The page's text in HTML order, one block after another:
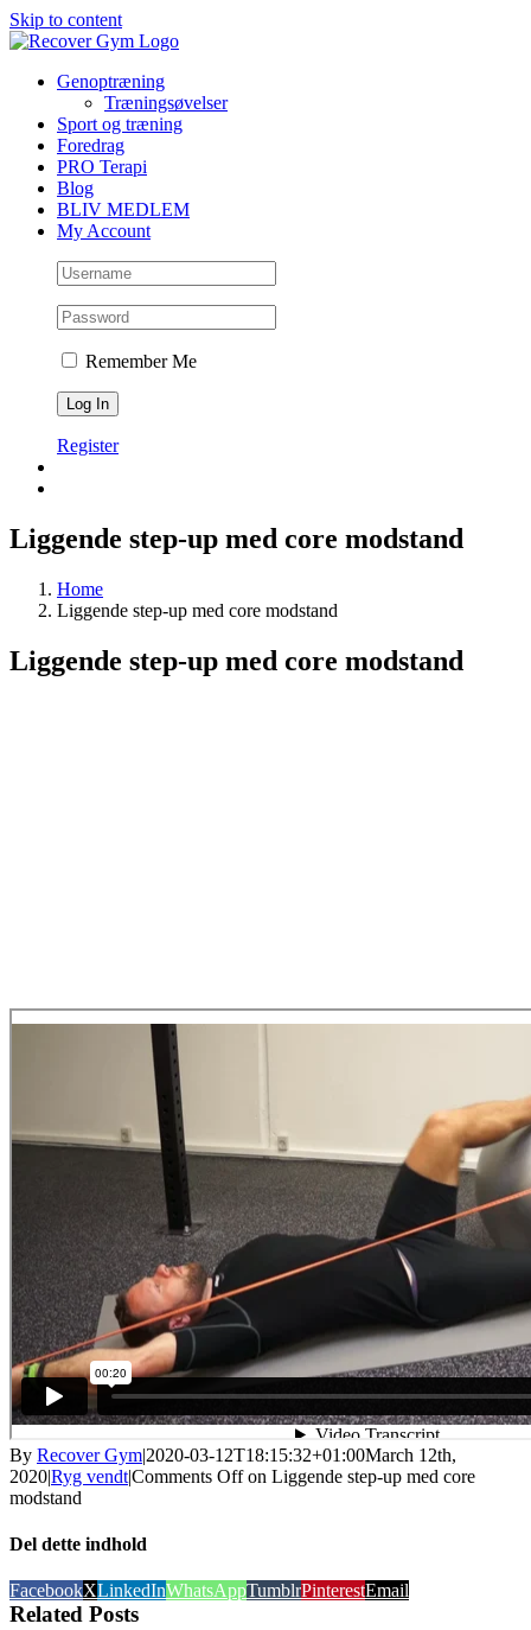
Skip to content
Genoptræning
Træningsøvelser
Sport og træning
Foredrag
PRO Terapi
Blog
BLIV MEDLEM
My Account
Remember Me
Register
Liggende step-up med core modstand
Home
Liggende step-up med core modstand
Liggende step-up med core modstand
By Recover Gym|2020-03-12T18:15:32+01:00March 12th,
2020|Ryg vendt|Comments Offon Liggende step-up med core
modstand
Del dette indhold
FacebookXLinkedInWhatsAppTumblrPinterestEmail
Related Posts